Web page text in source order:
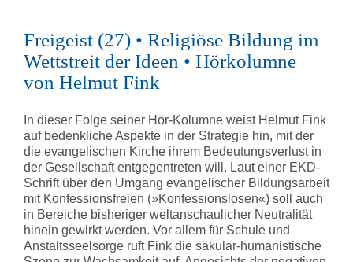
Freigeist (27) • Religiöse Bildung im
Wettstreit der Ideen • Hörkolumne
von Helmut Fink
In dieser Folge seiner Hör-Kolumne weist Helmut Fink
auf bedenkliche Aspekte in der Strategie hin, mit der
die evangelischen Kirche ihrem Bedeutungsverlust in
der Gesellschaft entgegentreten will. Laut einer EKD-
Schrift über den Umgang evangelischer Bildungsarbeit
mit Konfessionsfreien (»Konfessionslosen«) soll auch
in Bereiche bisheriger weltanschaulicher Neutralität
hinein gewirkt werden. Vor allem für Schule und
Anstaltsseelsorge ruft Fink die säkular-humanistische